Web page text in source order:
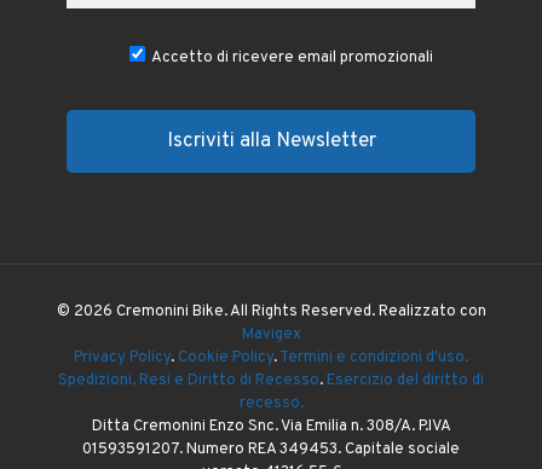
Accetto di ricevere email promozionali
© 2026 Cremonini Bike. All Rights Reserved. Realizzato con
Mavigex
Privacy Policy. Cookie Policy.Termini e condizioni d'uso.
Spedizioni, Resi e Diritto di Recesso. Esercizio del diritto di
recesso.
Ditta Cremonini Enzo Snc. Via Emilia n. 308/A. P.IVA
01593591207. Numero REA 349453. Capitale sociale